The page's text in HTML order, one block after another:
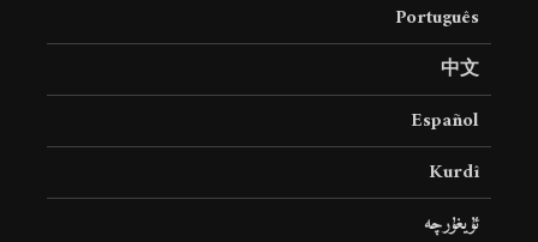
Português
中文
Español
Kurdî
ئۇيغۇرچە